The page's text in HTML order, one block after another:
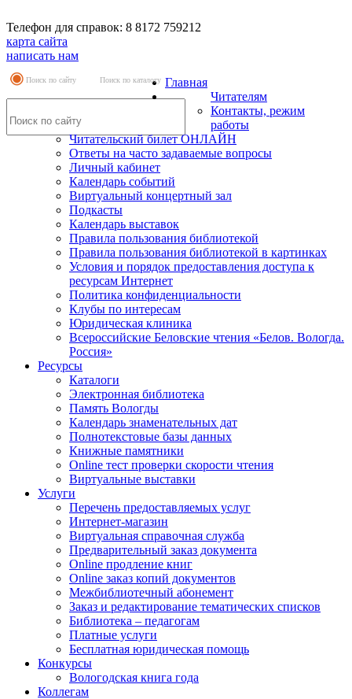
Телефон для справок: 8 8172 759212
карта сайта
написать нам
Поиск по сайту Поиск по каталогу Главная
Читателям
Контакты, режим
работы
Читательский билет ОНЛАЙН
Ответы на часто задаваемые вопросы
Личный кабинет
Календарь событий
Виртуальный концертный зал
Подкасты
Календарь выставок
Правила пользования библиотекой
Правила пользования библиотекой в картинках
Условия и порядок предоставления доступа к
ресурсам Интернет
Политика конфиденциальности
Клубы по интересам
Юридическая клиника
Всероссийские Беловские чтения «Белов. Вологда.
Россия»
Ресурсы
Каталоги
Электронная библиотека
Память Вологды
Календарь знаменательных дат
Полнотекстовые базы данных
Книжные памятники
Online тест проверки скорости чтения
Виртуальные выставки
Услуги
Перечень предоставляемых услуг
Интернет-магазин
Виртуальная справочная служба
Предварительный заказ документа
Online продление книг
Online заказ копий документов
Межбиблиотечный абонемент
Заказ и редактирование тематических списков
Библиотека – педагогам
Платные услуги
Бесплатная юридическая помощь
Конкурсы
Вологодская книга года
Коллегам